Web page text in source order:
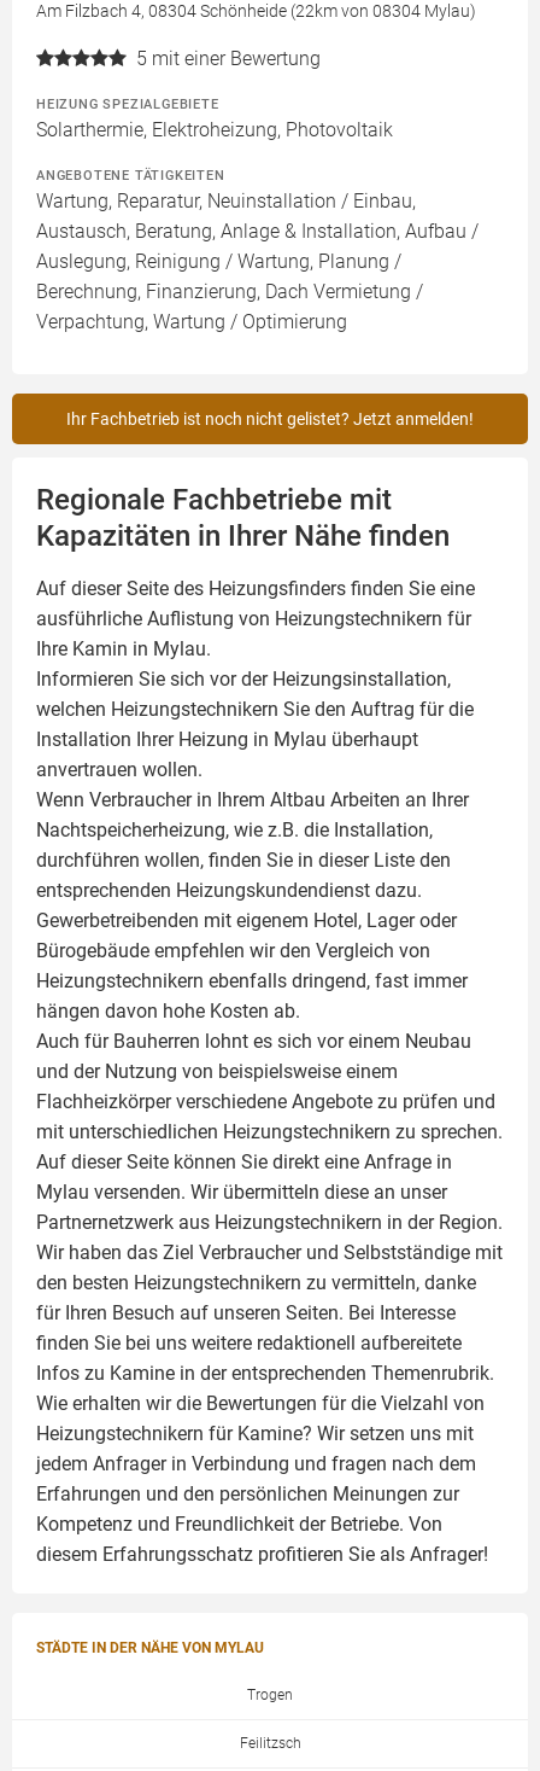
Am Filzbach 4, 08304 Schönheide (22km von 08304 Mylau)
5 mit einer Bewertung
HEIZUNG SPEZIALGEBIETE
Solarthermie, Elektroheizung, Photovoltaik
ANGEBOTENE TÄTIGKEITEN
Wartung, Reparatur, Neuinstallation / Einbau,
Austausch, Beratung, Anlage & Installation, Aufbau /
Auslegung, Reinigung / Wartung, Planung /
Berechnung, Finanzierung, Dach Vermietung /
Verpachtung, Wartung / Optimierung
Ihr Fachbetrieb ist noch nicht gelistet? Jetzt anmelden!
Regionale Fachbetriebe mit
Kapazitäten in Ihrer Nähe finden
Auf dieser Seite des Heizungsfinders finden Sie eine
ausführliche Auflistung von Heizungstechnikern für
Ihre Kamin in Mylau.
Informieren Sie sich vor der Heizungsinstallation,
welchen Heizungstechnikern Sie den Auftrag für die
Installation Ihrer Heizung in Mylau überhaupt
anvertrauen wollen.
Wenn Verbraucher in Ihrem Altbau Arbeiten an Ihrer
Nachtspeicherheizung, wie z.B. die Installation,
durchführen wollen, finden Sie in dieser Liste den
entsprechenden Heizungskundendienst dazu.
Gewerbetreibenden mit eigenem Hotel, Lager oder
Bürogebäude empfehlen wir den Vergleich von
Heizungstechnikern ebenfalls dringend, fast immer
hängen davon hohe Kosten ab.
Auch für Bauherren lohnt es sich vor einem Neubau
und der Nutzung von beispielsweise einem
Flachheizkörperverschiedene Angebote zu prüfen und
mit unterschiedlichen Heizungstechnikern zu sprechen.
Auf dieser Seite können Sie direkt eine Anfrage in
Mylau versenden. Wir übermitteln diese an unser
Partnernetzwerk aus Heizungstechnikern in der Region.
Wir haben das Ziel Verbraucher und Selbstständige mit
den besten Heizungstechnikern zu vermitteln, danke
für Ihren Besuch auf unseren Seiten. Bei Interesse
finden Sie bei uns weitere redaktionell aufbereitete
Infos zu Kamine in der entsprechenden Themenrubrik.
Wie erhalten wir die Bewertungen für die Vielzahl von
Heizungstechnikern für Kamine? Wir setzen uns mit
jedem Anfrager in Verbindung und fragen nach dem
Erfahrungen und den persönlichen Meinungen zur
Kompetenz und Freundlichkeit der Betriebe. Von
diesem Erfahrungsschatz profitieren Sie als Anfrager!
STÄDTE IN DER NÄHE VON MYLAU
Trogen
Feilitzsch